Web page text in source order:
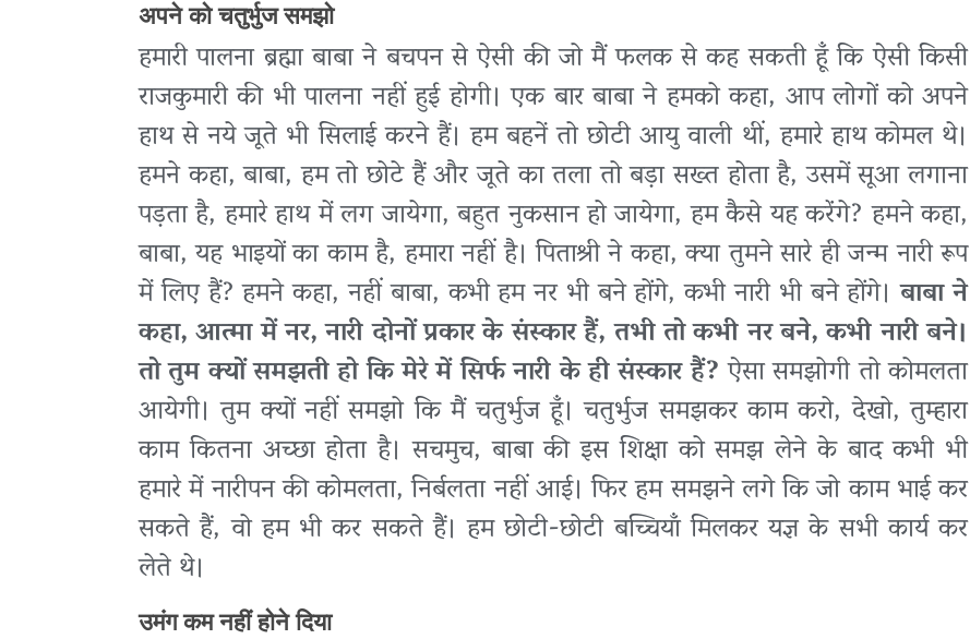
अपने को चतुर्भुज समझो
हमारी पालना ब्रह्मा बाबा ने बचपन से ऐसी की जो मैं फलक से कह सकती हूँ कि ऐसी किसी
राजकुमारी की भी पालना नहीं हुई होगी। एक बार बाबा ने हमको कहा, आप लोगों को अपने
हाथ से नये जूते भी सिलाई करने हैं। हम बहनें तो छोटी आयु वाली थीं, हमारे हाथ कोमल थे।
हमने कहा, बाबा, हम तो छोटे हैं और जूते का तला तो बड़ा सख्त होता है, उसमें सूआ लगाना
पड़ता है, हमारे हाथ में लग जायेगा, बहुत नुकसान हो जायेगा, हम कैसे यह करेंगे? हमने कहा,
बाबा, यह भाइयों का काम है, हमारा नहीं है। पिताश्री ने कहा, क्या तुमने सारे ही जन्म नारी रूप
में लिए हैं? हमने कहा, नहीं बाबा, कभी हम नर भी बने होंगे, कभी नारी भी बने होंगे।बाबा ने
कहा, आत्मा में नर, नारी दोनों प्रकार के संस्कार हैं, तभी तो कभी नर बने, कभी नारी बने।
तो तुम क्यों समझती हो कि मेरे में सिर्फ नारी के ही संस्कार हैं?ऐसा समझोगी तो कोमलता
आयेगी। तुम क्यों नहीं समझो कि मैं चतुर्भुज हूँ। चतुर्भुज समझकर काम करो, देखो, तुम्हारा
काम कितना अच्छा होता है। सचमुच, बाबा की इस शिक्षा को समझ लेने के बाद कभी भी
हमारे में नारीपन की कोमलता, निर्बलता नहीं आई। फिर हम समझने लगे कि जो काम भाई कर
सकते हैं, वो हम भी कर सकते हैं। हम छोटी-छोटी बच्चियाँ मिलकर यज्ञ के सभी कार्य कर
लेते थे।
उमंग कम नहीं होने दिया